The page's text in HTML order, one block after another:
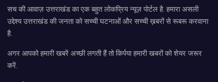
सच की आवाज़ उत्तराखंड का एक बहुत लोकप्रिय न्यूज़ पोर्टल है. हमारा असली
उद्देश्य उत्तराखंड की जनता को सच्ची घटनाओं और सच्ची ख़बरों से रूबरू करवाना
है.
अगर आपको हमारी खबरें अच्छी लगती हैं तो किर्पया हमारी खबरों को शेयर जरूर
करें.